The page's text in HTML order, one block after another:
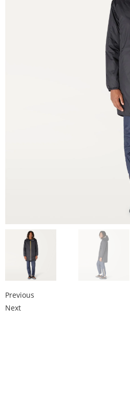
Previous
Next